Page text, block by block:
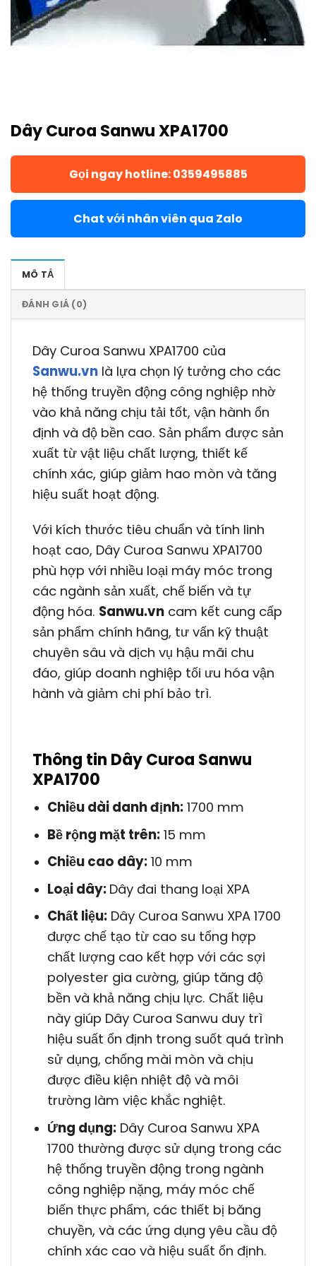
Dây Curoa Sanwu XPA1700
Gọi ngay hotline: 0359495885
Chat với nhân viên qua Zalo
MÔ TẢ
ĐÁNH GIÁ (0)
Dây Curoa Sanwu XPA1700 của
Sanwu.vn là lựa chọn lý tưởng cho các
hệ thống truyền động công nghiệp nhờ
vào khả năng chịu tải tốt, vận hành ổn
định và độ bền cao. Sản phẩm được sản
xuất từ vật liệu chất lượng, thiết kế
chính xác, giúp giảm hao mòn và tăng
hiệu suất hoạt động.
Với kích thước tiêu chuẩn và tính linh
hoạt cao, Dây Curoa Sanwu XPA1700
phù hợp với nhiều loại máy móc trong
các ngành sản xuất, chế biến và tự
động hóa. Sanwu.vn cam kết cung cấp
sản phẩm chính hãng, tư vấn kỹ thuật
chuyên sâu và dịch vụ hậu mãi chu
đáo, giúp doanh nghiệp tối ưu hóa vận
hành và giảm chi phí bảo trì.
Thông tin Dây Curoa Sanwu
XPA1700
Chiều dài danh định:1700 mm
Bề rộng mặt trên:15 mm
Chiều cao dây:10 mm
Loại dây: Dây đai thang loại XPA
Chất liệu:Dây Curoa Sanwu XPA 1700
được chế tạo từ cao su tổng hợp
chất lượng cao kết hợp với các sợi
polyester gia cường, giúp tăng độ
bền và khả năng chịu lực. Chất liệu
này giúp Dây Curoa Sanwu duy trì
hiệu suất ổn định trong suốt quá trình
sử dụng, chống mài mòn và chịu
được điều kiện nhiệt độ và môi
trường làm việc khắc nghiệt.
Ứng dụng:Dây Curoa Sanwu XPA
1700 thường được sử dụng trong các
hệ thống truyền động trong ngành
công nghiệp nặng, máy móc chế
biến thực phẩm, các thiết bị băng
chuyền, và các ứng dụng yêu cầu độ
chính xác cao và hiệu suất ổn định.